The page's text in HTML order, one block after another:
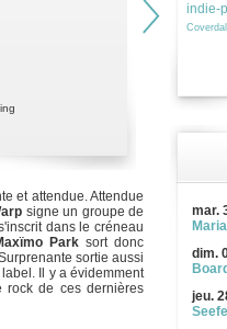
et attendue. Attendue
signe un groupe de
dans le créneau
Park sort donc
sortie aussi
Il y a évidemment
rock de ces dernières
indie-
mar.
dim.
jeu.